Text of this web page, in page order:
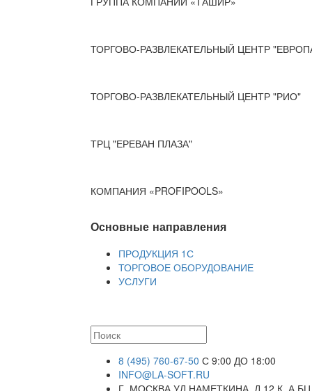
ТОРГОВО-РАЗВЛЕКАТЕЛЬНЫЙ ЦЕНТР
ТОРГОВО-РАЗВЛЕКАТЕЛЬНЫЙ ЦЕНТР "РИО"
ТРЦ "ЕРЕВАН ПЛАЗА"
КОМПАНИЯ «PROFIPOOLS»
Основные направления
ПРОДУКЦИЯ 1С
ТОРГОВОЕ ОБОРУДОВАНИЕ
УСЛУГИ
8 (495) 760-67-50 С 9:00 ДО 18:00
INFO@LA-SOFT.RU
Г. МОСКВА УЛ.НАМЕТКИНА, Д.12,К. А